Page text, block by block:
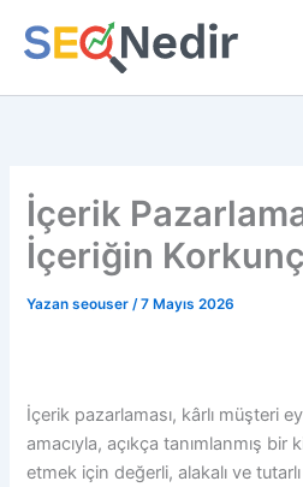
atla
İçerik
İçeriğin
Yazan seouser/7 Mayıs 2026
İçerik pazarlaması, kârlı müşteri
amacıyla, açıkça tanımlanmış
etmek için değerli, alakalı ve